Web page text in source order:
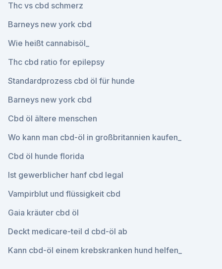
Thc vs cbd schmerz
Barneys new york cbd
Wie heißt cannabisöl_
Thc cbd ratio for epilepsy
Standardprozess cbd öl für hunde
Barneys new york cbd
Cbd öl ältere menschen
Wo kann man cbd-öl in großbritannien kaufen_
Cbd öl hunde florida
Ist gewerblicher hanf cbd legal
Vampirblut und flüssigkeit cbd
Gaia kräuter cbd öl
Deckt medicare-teil d cbd-öl ab
Kann cbd-öl einem krebskranken hund helfen_